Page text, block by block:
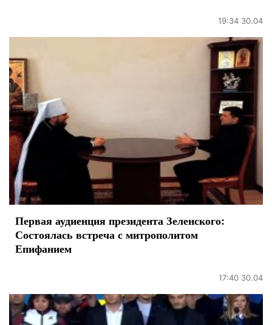
19:34 30.04
Первая аудиенция президента Зеленского:
Состоялась встреча с митрополитом
Епифанием
17:40 30.04